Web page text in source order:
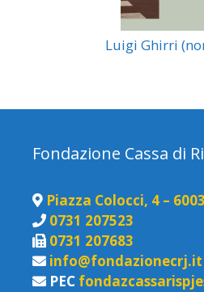
Luigi Ghirri
Fondazione Cassa di
Piazza Colocci, 4 –
0731 207523
0731 207683
info@fondazionecrj.it
PEC